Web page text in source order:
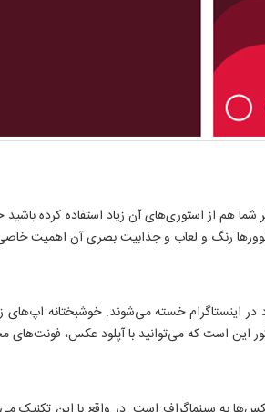
هم از استوری‌های آن زیاد استفاده کرده
این است که می‌توانید با آپلود عکس، فونت‌های